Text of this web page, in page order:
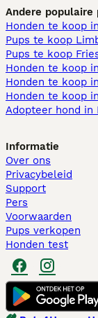
Andere populaire
Honden te koop
Pups te koop
Pups te koop
Honden te koop
Honden te koop
Honden te koop
Adopteer hond in
Informatie
Over ons
Privacybeleid
Support
Pers
Voorwaarden
Pups verkopen
Honden test